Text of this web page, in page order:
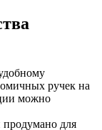
ручек на
можно
продумано для